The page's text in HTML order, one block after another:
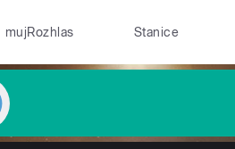
mujRozhlas Stanice